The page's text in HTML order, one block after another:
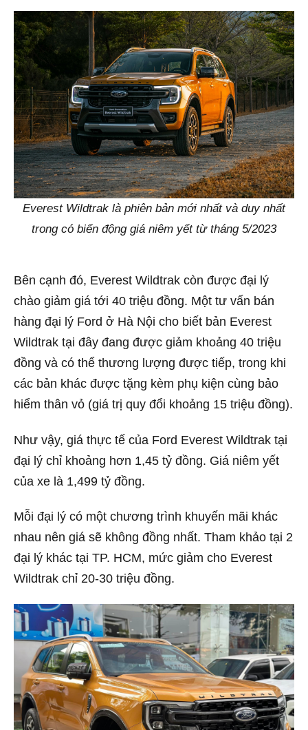
Everest Wildtrak là phiên bản mới nhất và duy nhất
trong có biến động giá niêm yết từ tháng 5/2023
Bên cạnh đó, Everest Wildtrak còn được đại lý
chào giảm giá tới 40 triệu đồng. Một tư vấn bán
hàng đại lý Ford ở Hà Nội cho biết bản Everest
Wildtrak tại đây đang được giảm khoảng 40 triệu
đồng và có thể thương lượng được tiếp, trong khi
các bản khác được tặng kèm phụ kiện cùng bảo
hiểm thân vỏ (giá trị quy đổi khoảng 15 triệu đồng).
Như vậy, giá thực tế của Ford Everest Wildtrak tại
đại lý chỉ khoảng hơn 1,45 tỷ đồng. Giá niêm yết
của xe là 1,499 tỷ đồng.
Mỗi đại lý có một chương trình khuyến mãi khác
nhau nên giá sẽ không đồng nhất. Tham khảo tại 2
đại lý khác tại TP. HCM, mức giảm cho Everest
Wildtrak chỉ 20-30 triệu đồng.